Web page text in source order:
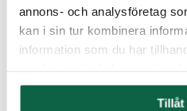
annons- och analysföretag
kan i sin tur kombinera
information som du har
Tillåt
Flagga 350x220 cm (14
m) – 3 färger
screentryckt